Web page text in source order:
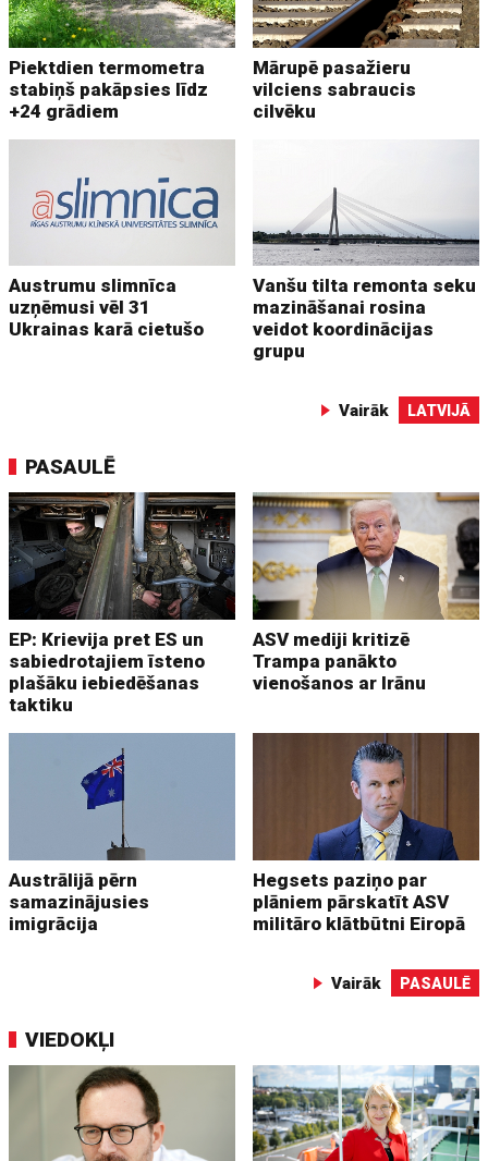
Piektdien termometra
stabiņš pakāpsies līdz
+24 grādiem
Mārupē pasažieru
vilciens sabraucis
cilvēku
Austrumu slimnīca
uzņēmusi vēl 31
Ukrainas karā cietušo
Vanšu tilta remonta seku
mazināšanai rosina
veidot koordinācijas
grupu
Vairāk LATVIJĀ
PASAULĒ
EP: Krievija pret ES un
sabiedrotajiem īsteno
plašāku iebiedēšanas
taktiku
ASV mediji kritizē
Trampa panākto
vienošanos ar Irānu
Austrālijā pērn
samazinājusies
imigrācija
Hegsets paziņo par
plāniem pārskatīt ASV
militāro klātbūtni Eiropā
Vairāk PASAULĒ
VIEDOKĻI